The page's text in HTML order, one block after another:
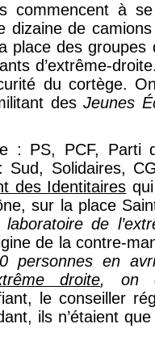
commencent à
dizaine de
place des groupes
d’extrême-
du cortège.
desJeunes
: PS, PCF, Parti
Sud, Solidaires,
des Identitaires
sur la place
de
de la contre-
personnes en
droite, on
le conseiller
ils n’étaient